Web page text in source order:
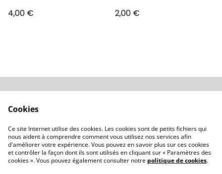
4,00 €
2,00 €
Politique de cookies
Revendeurs
Contactez-nous
Cookies
Ce site Internet utilise des cookies. Les cookies sont de petits fichiers qui
nous aident à comprendre comment vous utilisez nos services afin
d'améliorer votre expérience. Vous pouvez en savoir plus sur ces cookies
et contrôler la façon dont ils sont utilisés en cliquant sur « Paramètres des
cookies ». Vous pouvez également consulter notre politique de cookies.